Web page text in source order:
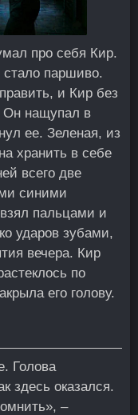
про себя Кир.
паршиво.
и Кир без
Он нащупал в
ее. Зеленая, из
хранить в себе
всего две
синими
пальцами и
ударов зубами,
вечера. Кир
по
его голову.
Голова
здесь оказался.
–